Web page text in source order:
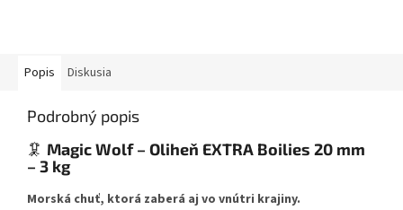
Popis Diskusia
Podrobný popis
🦑 Magic Wolf – Oliheň EXTRA Boilies 20 mm
– 3 kg
Morská chuť, ktorá zaberá aj vo vnútri krajiny.